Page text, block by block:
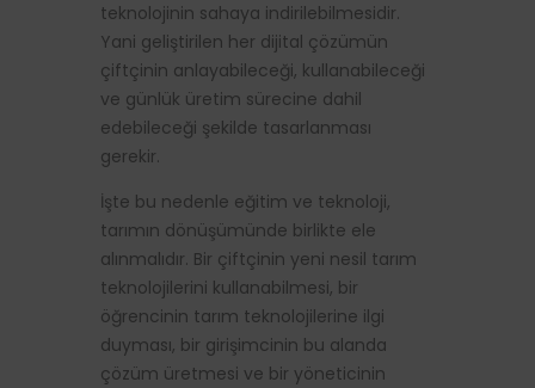
teknolojinin sahaya indirilebilmesidir.
Yani geliştirilen her dijital çözümün
çiftçinin anlayabileceği, kullanabileceği
ve günlük üretim sürecine dahil
edebileceği şekilde tasarlanması
gerekir.
İşte bu nedenle eğitim ve teknoloji,
tarımın dönüşümünde birlikte ele
alınmalıdır. Bir çiftçinin yeni nesil tarım
teknolojilerini kullanabilmesi, bir
öğrencinin tarım teknolojilerine ilgi
duyması, bir girişimcinin bu alanda
çözüm üretmesi ve bir yöneticinin